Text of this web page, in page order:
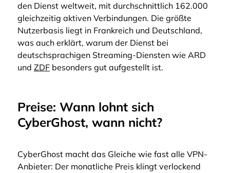
den Dienst weltweit, mit durchschnittlich 162.000
gleichzeitig aktiven Verbindungen. Die größte
Nutzerbasis liegt in Frankreich und Deutschland,
was auch erklärt, warum der Dienst bei
deutschsprachigen Streaming-Diensten wie ARD
und ZDFbesonders gut aufgestellt ist.
Preise: Wann lohnt sich
CyberGhost, wann nicht?
CyberGhost macht das Gleiche wie fast alle VPN-
Anbieter: Der monatliche Preis klingt verlockend